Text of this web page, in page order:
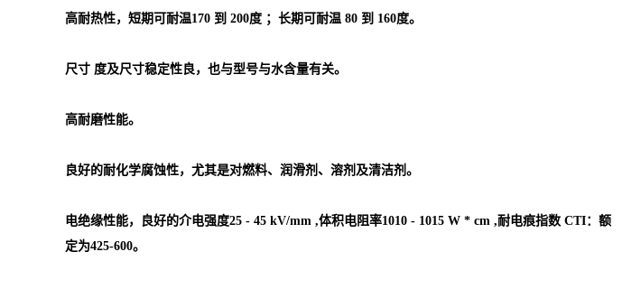
高耐热性，短期可耐温170 到 200度 ；长期可耐温 80 到 160度。
尺寸 度及尺寸稳定性良，也与型号与水含量有关。
高耐磨性能。
良好的耐化学腐蚀性，尤其是对燃料、润滑剂、溶剂及清洁剂。
电绝缘性能，良好的介电强度25 - 45 kV/mm ,体积电阻率1010 - 1015 W * cm ,耐电痕指数 CTI：额
定为425-600。